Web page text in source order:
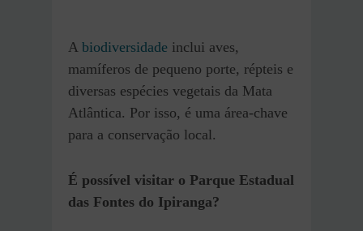
A biodiversidade inclui aves,
mamíferos de pequeno porte, répteis e
diversas espécies vegetais da Mata
Atlântica. Por isso, é uma área-chave
para a conservação local.
É possível visitar o Parque Estadual
das Fontes do Ipiranga?